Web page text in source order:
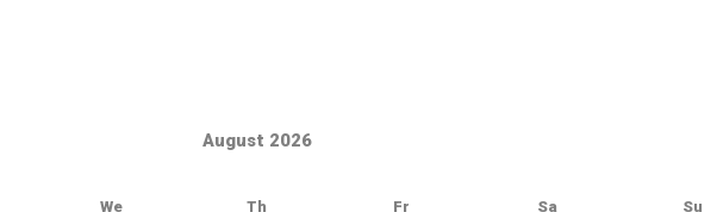
August 2026
We Th Fr Sa Su